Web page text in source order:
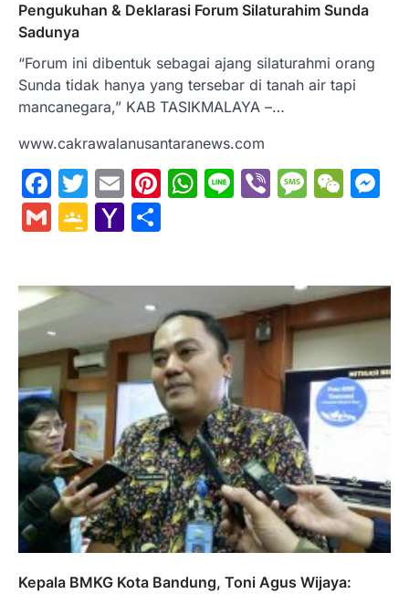
Pengukuhan & Deklarasi Forum Silaturahim Sunda
Sadunya
“Forum ini dibentuk sebagai ajang silaturahmi orang
Sunda tidak hanya yang tersebar di tanah air tapi
mancanegara,” KAB TASIKMALAYA –…
www.cakrawalanusantaranews.com
Facebook
Twitter
EmailPinterest
WhatsApp
LineViber
GmailGoogle
Yahoo
Kepala BMKG Kota Bandung, Toni Agus Wijaya: